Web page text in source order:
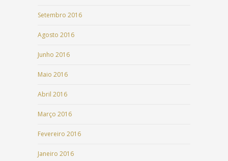
Setembro 2016
Agosto 2016
Junho 2016
Maio 2016
Abril 2016
Março 2016
Fevereiro 2016
Janeiro 2016